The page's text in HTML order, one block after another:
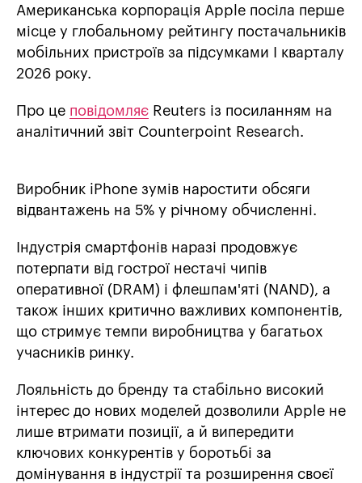
Американська корпорація Apple посіла перше
місце у глобальному рейтингу постачальників
мобільних пристроїв за підсумками І кварталу
2026 року.
Про це повідомляє Reuters із посиланням на
аналітичний звіт Counterpoint Research.
Виробник iPhone зумів наростити обсяги
відвантажень на 5% у річному обчисленні.
Індустрія смартфонів наразі продовжує
потерпати від гострої нестачі чипів
оперативної (DRAM) і флешпам'яті (NAND), а
також інших критично важливих компонентів,
що стримує темпи виробництва у багатьох
учасників ринку.
Лояльність до бренду та стабільно високий
інтерес до нових моделей дозволили Apple не
лише втримати позиції, а й випередити
ключових конкурентів у боротьбі за
домінування в індустрії та розширення своєї